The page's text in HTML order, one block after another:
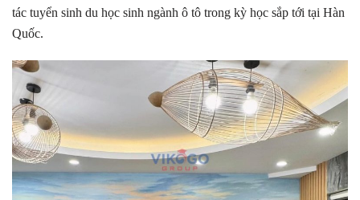
tác tuyển sinh du học sinh ngành ô tô trong kỳ học sắp tới tại Hàn
Quốc.